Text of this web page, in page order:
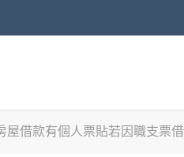
屋借款有個人票貼若因職支票